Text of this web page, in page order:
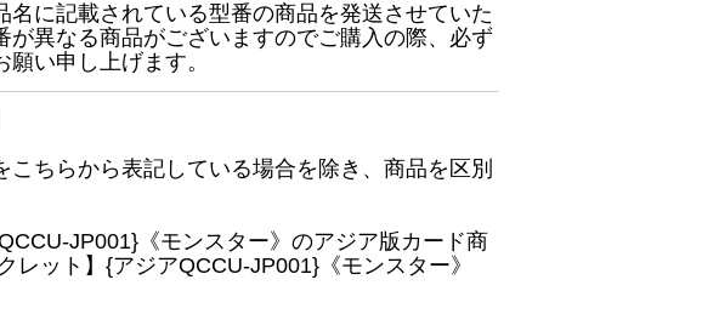
に記載されている型番の商品を発送させていた
異なる商品がございますのでご購入の際、必ず
い申し上げます。
ちらから表記している場合を除き、商品を区別
JP001}《モンスター》のアジア版カード商
ット】{アジアQCCU-JP001}《モンスター》